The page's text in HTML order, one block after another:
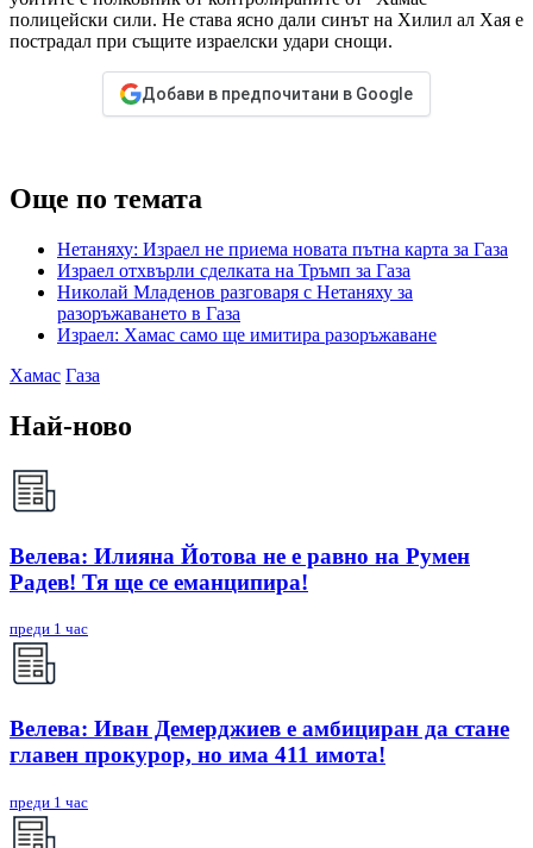
полицейски сили. Не става ясно дали синът на Хилил ал Хая е
пострадал при същите израелски удари снощи.
Добави в предпочитани в Google
Още по темата
Нетаняху: Израел не приема новата пътна карта за Газа
Израел отхвърли сделката на Тръмп за Газа
Николай Младенов разговаря с Нетаняху за
разоръжаването в Газа
Израел: Хамас само ще имитира разоръжаване
Хамас Газа
Най-ново
Велева: Илияна Йотова не е равно на Румен
Радев! Тя ще се еманципира!
преди 1 час
Велева: Иван Демерджиев е амбициран да стане
главен прокурор, но има 411 имота!
преди 1 час